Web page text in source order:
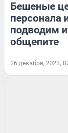
Бешеные
персонала
подводим
общепите
26 декабря, 2023,